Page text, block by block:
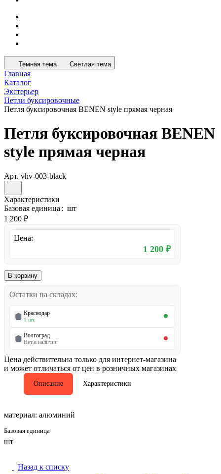
Темная тема Светлая тема
Главная
Каталог
Экстерьер
Петли буксировочные
Петля буксировочная BENEN style прямая черная
Петля буксировочная BENEN
style прямая черная
Арт. vhv-003-black
Характеристики
Базовая единица: шт
1 200 ₽
Цена:
1 200 ₽
В корзину
Остатки на складах:
Краснодар
1 шт.
Волгоград
Нет в наличии
Цена действительна только для интернет-магазина
и может отличаться от цен в розничных магазинах
Описание Характеристики
материал: алюминий
Базовая единица
шт
Назад к списку